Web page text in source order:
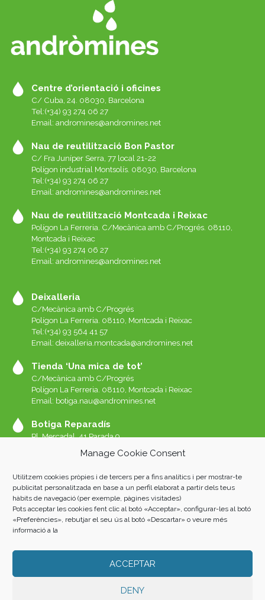
Manage Cookie Consent
Utilitzem cookies pròpies i de tercers per a fins analítics i per mostrar-te
publicitat personalitzada en base a un perfil elaborat a partir dels teus
hàbits de navegació (per exemple, pàgines visitades)
Pots acceptar les cookies fent clic al botó «Acceptar», configurar-les al botó
«Preferències», rebutjar el seu ús al botó «Descartar» o veure més
informació a la
ACCEPTAR
DENY
Centre d’orientació i oficines
C/ Cuba, 24. 08030, Barcelona
Tel:(+34) 93 274 06 27
Email: andromines@andromines.net
Nau de reutilització Bon Pastor
C/ Fra Juníper Serra, 77 local 21-22
Polígon industrial Montsolís. 08030, Barcelona
Tel:(+34) 93 274 06 27
Email: andromines@andromines.net
Nau de reutilització Montcada i Reixac
Polígon La Ferreria. C/Mecànica amb C/Progrés. 08110,
Montcada i Reixac
Tel:(+34) 93 274 06 27
Email: andromines@andromines.net
Deixalleria
C/Mecànica amb C/Progrés
Polígon La Ferreria. 08110, Montcada i Reixac
Tel:(+34) 93 564 41 57
Email: deixalleria.montcada@andromines.net
Tienda ‘Una mica de tot’
C/Mecànica amb C/Progrés
Polígon La Ferreria. 08110, Montcada i Reixac
Email: botiga.nau@andromines.net
Botiga Reparadís
Pl. Mercadal, 41 Parada 9
Whatssap 639-520-060
Botiga Una Mica de tot Sant Andreu
Pl. Mercadal, 41 Parada 8
Galeries del Mercat de Sant Andreu. 08030 Barcelona
AVISO LEGAL|POLÍTICA DE PRIVACIDAD
COOKIES| Fotos: Albert San Andrés i Oriol L. Rubio. Home: Luis
Álvarez Marra.